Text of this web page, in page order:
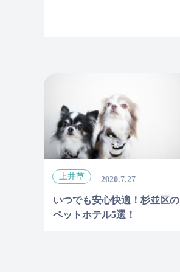
上井草 2020.7.27
いつでも安心快適！杉並区の
ペットホテル5選！